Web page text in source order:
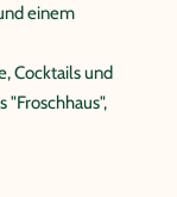
einem
Cocktails und
"Froschhaus",